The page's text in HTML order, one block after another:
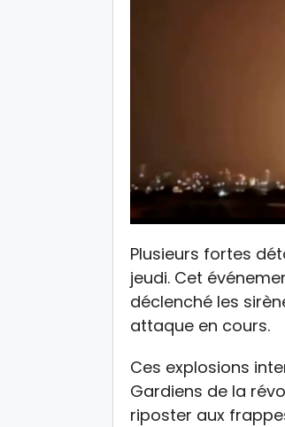
Plusieurs fortes
jeudi. Cet
déclenché les
attaque en cours.
Ces explosions
Gardiens de la
riposter aux